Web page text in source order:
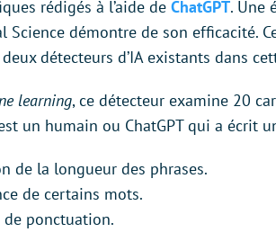
rédigés à l’aide de ChatGPT. Une
Science démontre de son efficacité.
détecteurs d’IA existants dans
learning, ce détecteur examine 20
un humain ou ChatGPT qui a écrit
de la longueur des phrases.
de certains mots.
de ponctuation.